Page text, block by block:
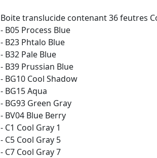
Boite translucide contenant 36 feutres
- B05 Process Blue
- B23 Phtalo Blue
- B32 Pale Blue
- B39 Prussian Blue
- BG10 Cool Shadow
- BG15 Aqua
- BG93 Green Gray
- BV04 Blue Berry
- C1 Cool Gray 1
- C5 Cool Gray 5
- C7 Cool Gray 7